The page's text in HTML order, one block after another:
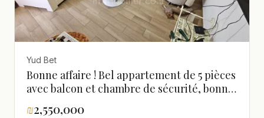
Yud Bet
Bonne affaire ! Bel appartement de 5 pièces
avec balcon et chambre de sécurité, bonne
₪2,550,000